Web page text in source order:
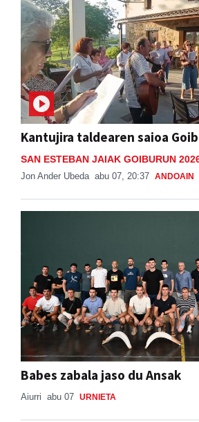
Kantujira taldearen saioa
SAN ESTEBAN JAIAK GOIBURUN
Jon Ander Ubeda abu 07, 20:37 ANDOAIN
Babes zabala jaso du Ansak
Aiurri abu 07 URNIETA